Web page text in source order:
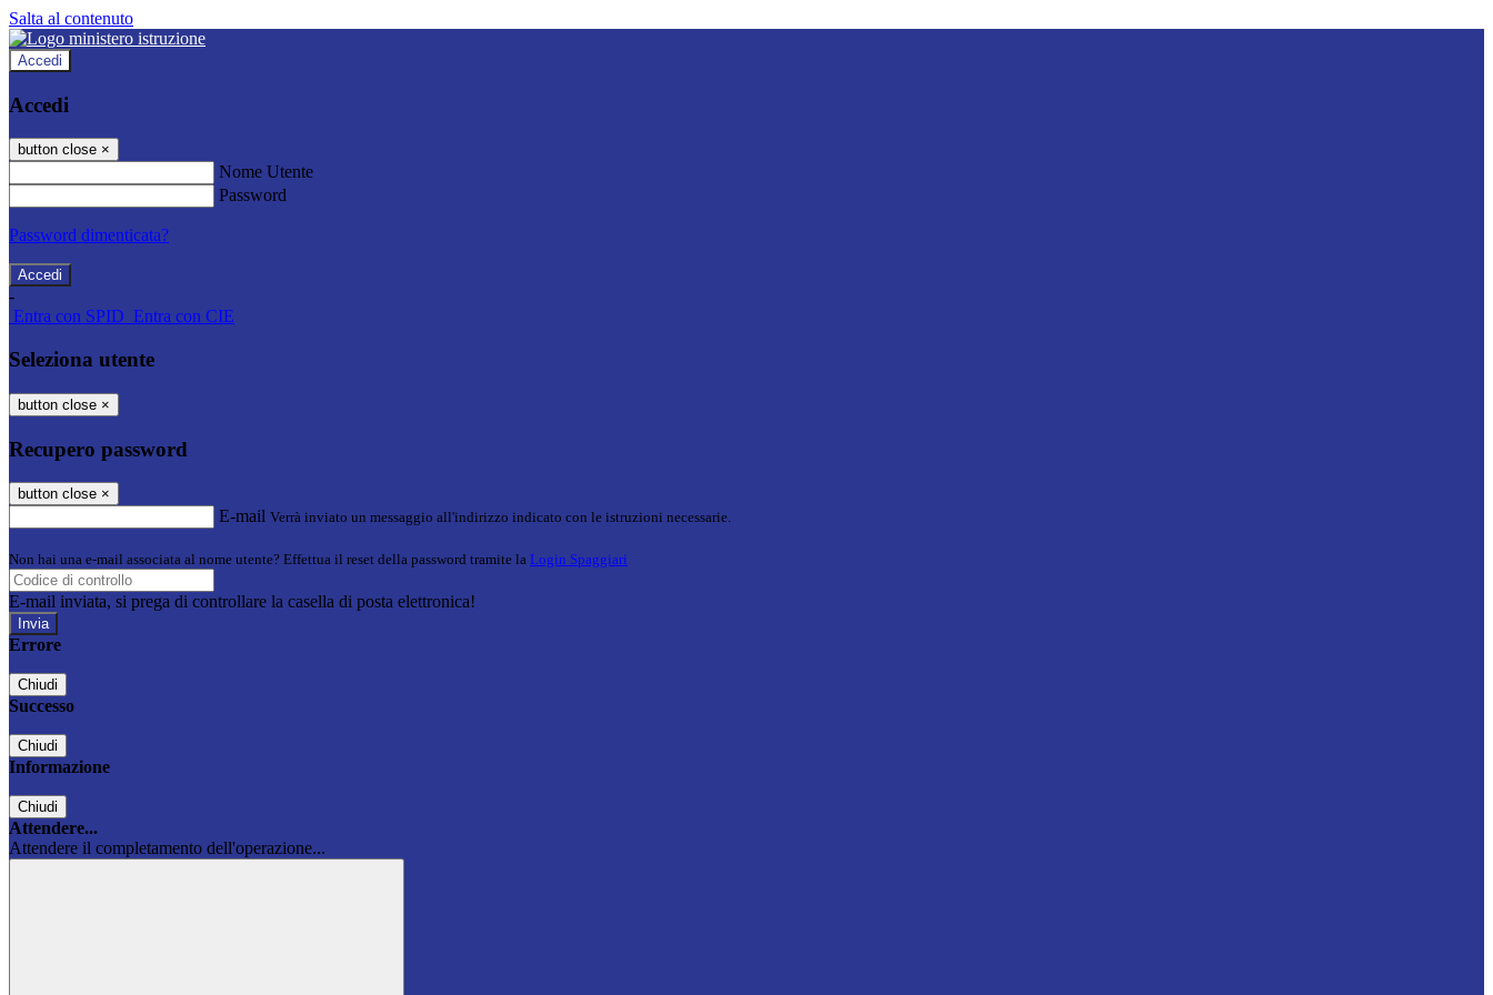
Salta al contenuto
Accedi
Accedi
button close ×
Nome Utente
Password
Password dimenticata?
-
Entra con SPID Entra con CIE
Seleziona utente
button close ×
Recupero password
button close ×
E-mail Verrà inviato un messaggio all'indirizzo indicato con le istruzioni necessarie.
Non hai una e-mail associata al nome utente? Effettua il reset della password tramite la Login Spaggiari
E-mail inviata, si prega di controllare la casella di posta elettronica!
Errore
Chiudi
Successo
Chiudi
Informazione
Chiudi
Attendere...
Attendere il completamento dell'operazione...